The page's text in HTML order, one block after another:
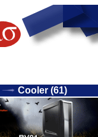
Cooler (61)